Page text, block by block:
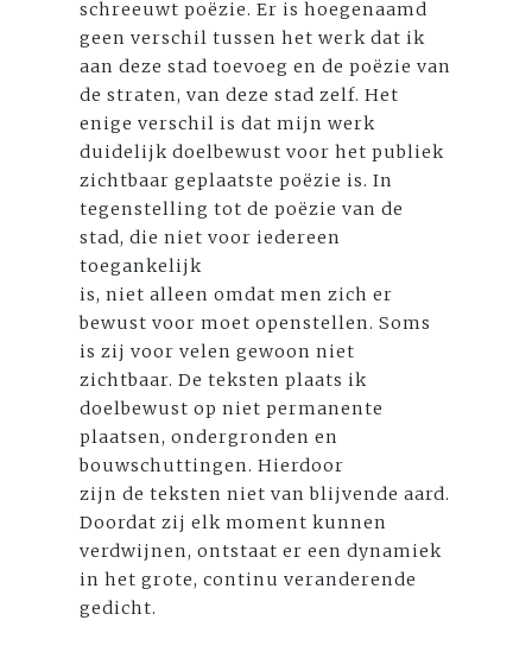
schreeuwt poëzie. Er is hoegenaamd
geen verschil tussen het werk dat ik
aan deze stad toevoeg en de poëzie van
de straten, van deze stad zelf. Het
enige verschil is dat mijn werk
duidelijk doelbewust voor het publiek
zichtbaar geplaatste poëzie is. In
tegenstelling tot de poëzie van de
stad, die niet voor iedereen
toegankelijk
is, niet alleen omdat men zich er
bewust voor moet openstellen. Soms
is zij voor velen gewoon niet
zichtbaar. De teksten plaats ik
doelbewust op niet permanente
plaatsen, ondergronden en
bouwschuttingen. Hierdoor
zijn de teksten niet van blijvende aard.
Doordat zij elk moment kunnen
verdwijnen, ontstaat er een dynamiek
in het grote, continu veranderende
gedicht.